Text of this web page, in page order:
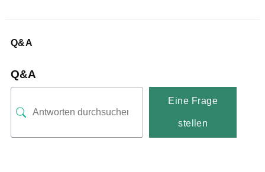
Q&A
Q&A
Eine Frage
stellen